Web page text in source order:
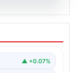
Çıktı:
büyüyerek
▲ +0.07%